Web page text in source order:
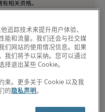
相关资格。
百分位
高级技能，并且还可能拥有专
。
追踪技术来提升用户体验、
能和流量。我们还会与社交媒
们网站的使用情况信息。如果
我们将予以采纳。您可以通过
择退出某些 Cookie。
束。更多关于 Cookie 以及我
的 隐私声明。